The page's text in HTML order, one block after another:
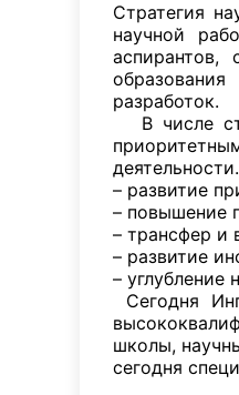
Стратегия
научной
аспирантов,
разработок.
В числе
– развитие
– повышение
– трансфер и
– развитие
– углубление
Сегодня
школы,
сегодня